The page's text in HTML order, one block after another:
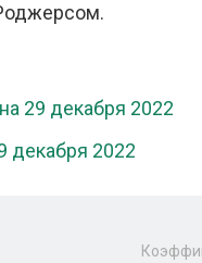
29 декабря 2022
декабря 2022